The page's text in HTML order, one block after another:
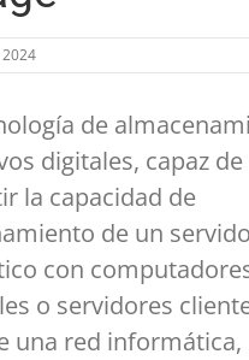
de
digitales, capaz de
la capacidad de
de un
con
o servidores
una red informática,